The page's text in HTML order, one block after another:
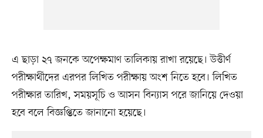
এ ছাড়া ২৭ জনকে অপেক্ষমাণ তালিকায় রাখা রয়েছে। উত্তীর্ণ
পরীক্ষার্থীদের এরপর লিখিত পরীক্ষায় অংশ নিতে হবে। লিখিত
পরীক্ষার তারিখ, সময়সূচি ও আসন বিন্যাস পরে জানিয়ে দেওয়া
হবে বলে বিজ্ঞপ্তিতে জানানো হয়েছে।